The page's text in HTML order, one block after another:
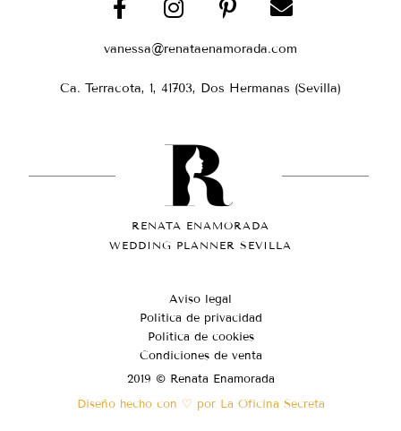
vanessa@renataenamorada.com
Ca. Terracota, 1, 41703, Dos Hermanas (Sevilla)
RENATA ENAMORADA
WEDDING PLANNER SEVILLA
Aviso legal
Política de privacidad
Política de cookies
Condiciones de venta
2019 © Renata Enamorada
Diseño hecho con ♡ por La Oficina Secreta